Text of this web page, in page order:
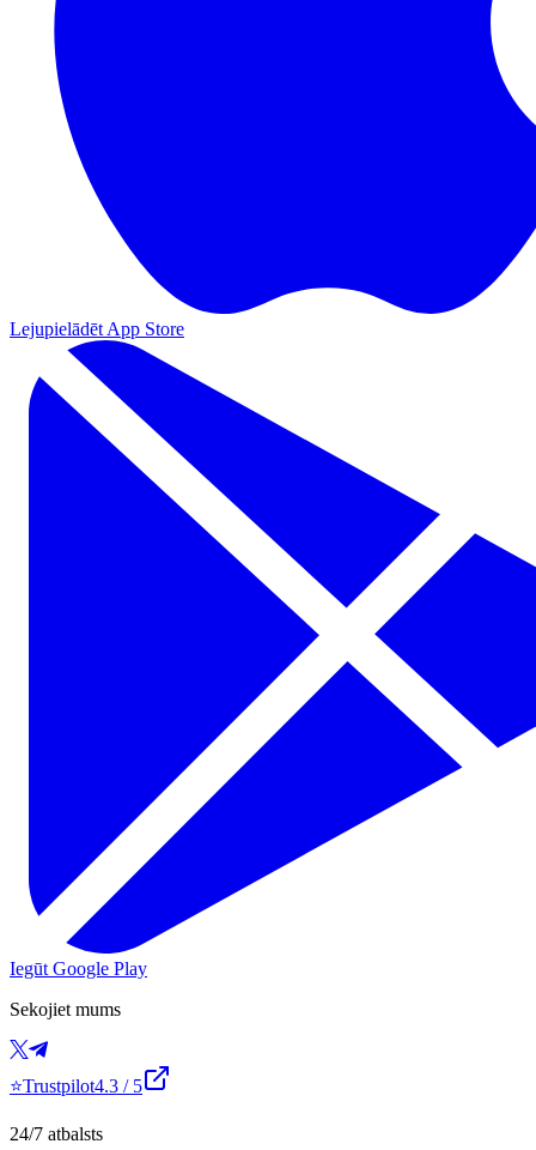
Lejupielādēt App Store
Iegūt Google Play
Sekojiet mums
⭐Trustpilot4.3 / 5
24/7 atbalsts